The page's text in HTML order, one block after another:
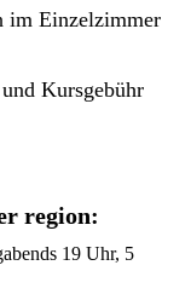
Einzelzimmer
region:
19 Uhr, 5